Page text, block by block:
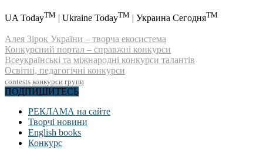
UA TodayTM | Ukraine TodayTM | Украина СегодняTM
Алея Зірок України – творча екосистема
Конкурсний портал – справжні конкурси
Всеукраїнські та міжнародні конкурси талантів
Освітні, педагогічні конкурси
contests конкурси групи
ПОДПИШИТЕСЬ
РЕКЛАМА на сайте
Творчі новини
English books
Конкурс